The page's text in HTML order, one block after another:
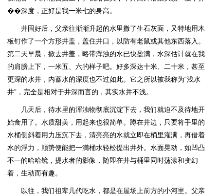
��深度，正好是我一米七的身高。
井固好后，父亲往渐渐升起的水里撒了生石灰面，又特地用木
板钉作了一个方形井盖，盖住井口，以防有老鼠或其他东西落入。
第二天早晨，掀去井盖，略带浑浊的水已快盈满，水深估计就在我
的肩膀上下，一米五、六的样子吧。好多深达十米、二十米，甚至
更深的水井，内蓄水的深度也不过如此。它之所以被我称为“浅水
井”，完全是相对于井深而言的，其实水并不浅。
几天后，待水里的浑浊物彻底沉淀下去，我们就迫不及待地开
始食用了。水质甜美，用起来也很简单。蹲在井边，只要将手里的
水桶侧斜着用力压沉下去，清亮亮的水就立即在桶里灌满，再借着
水的浮力，顺势便能把一满桶水轻松提出井外。水面晃动，如凹凸
不一的哈哈镜，提水者的影像，随即在井与桶里同时荡漾和变幻
着，生动而有趣。
以往，我们祖辈几代吃水，都是在屋场上前方的小河里。父亲